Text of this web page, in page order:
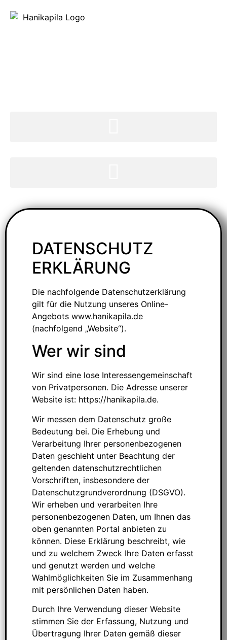
DATENSCHUTZ
ERKLÄRUNG
Die nachfolgende Datenschutzerklärung
gilt für die Nutzung unseres Online-
Angebots www.hanikapila.de
(nachfolgend „Website“).
Wer wir sind
Wir sind eine lose Interessengemeinschaft
von Privatpersonen. Die Adresse unserer
Website ist: https://hanikapila.de.
Wir messen dem Datenschutz große
Bedeutung bei. Die Erhebung und
Verarbeitung Ihrer personenbezogenen
Daten geschieht unter Beachtung der
geltenden datenschutzrechtlichen
Vorschriften, insbesondere der
Datenschutzgrundverordnung (DSGVO).
Wir erheben und verarbeiten Ihre
personenbezogenen Daten, um Ihnen das
oben genannten Portal anbieten zu
können. Diese Erklärung beschreibt, wie
und zu welchem Zweck Ihre Daten erfasst
und genutzt werden und welche
Wahlmöglichkeiten Sie im Zusammenhang
mit persönlichen Daten haben.
Durch Ihre Verwendung dieser Website
stimmen Sie der Erfassung, Nutzung und
Übertragung Ihrer Daten gemäß dieser